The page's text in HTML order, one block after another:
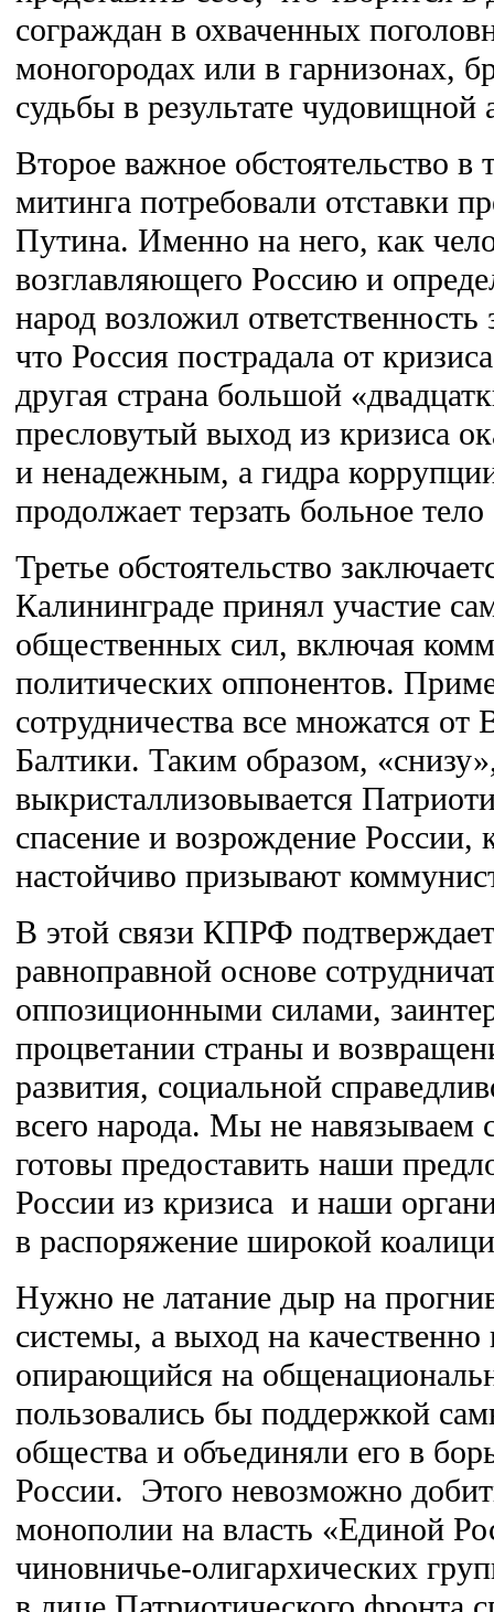
сограждан в охваченных
моногородах или в гарнизонах,
судьбы в результате
Второе важное обстоятельство в
митинга потребовали отставки
Путина. Именно на него, как
возглавляющего Россию и
народ возложил
что Россия пострадала от
другая страна большой
пресловутый выход из кризиса
и ненадежным, а гидра
продолжает терзать больное
Третье обстоятельство
Калининграде принял участие
общественных сил, включая
политических оппонентов.
сотрудничества все множатся от
Балтики. Таким образом,
выкристаллизовывается
спасение и возрождение России,
настойчиво призывают
В этой связи КПРФ
равноправной основе
оппозиционными силами,
процветании страны и
развития, социальной
всего народа. Мы не навязываем
готовы предоставить наши
России из кризиса и наши
в распоряжение широкой
Нужно не латание дыр на
системы, а выход на
опирающийся на
пользовались бы поддержкой
общества и объединяли его в
России. Этого невозможно
монополии на власть «Единой
чиновничье-олигархических